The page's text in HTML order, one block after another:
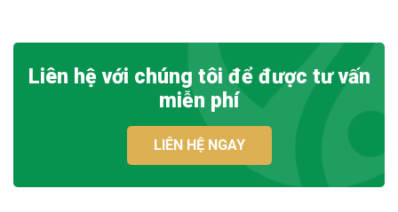
Liên hệ với chúng tôi để được tư vấn
miễn phí
LIÊN HỆ NGAY